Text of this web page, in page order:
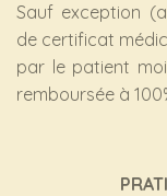
Sauf exception
de certificat
par le patient
remboursée à